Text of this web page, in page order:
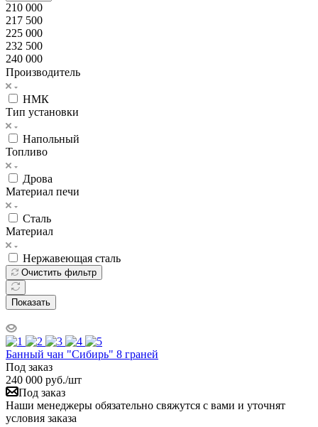
210 000
217 500
225 000
232 500
240 000
Производитель
НМК
Тип установки
Напольный
Топливо
Дрова
Материал печи
Сталь
Материал
Нержавеющая сталь
Очистить фильтр
Показать
Банный чан "Сибирь" 8 граней
Под заказ
240 000 руб./шт
Под заказ
Наши менеджеры обязательно свяжутся с вами и уточнят
условия заказа